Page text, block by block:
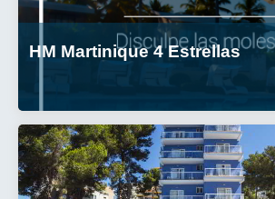
HM Martinique 4 Estrellas